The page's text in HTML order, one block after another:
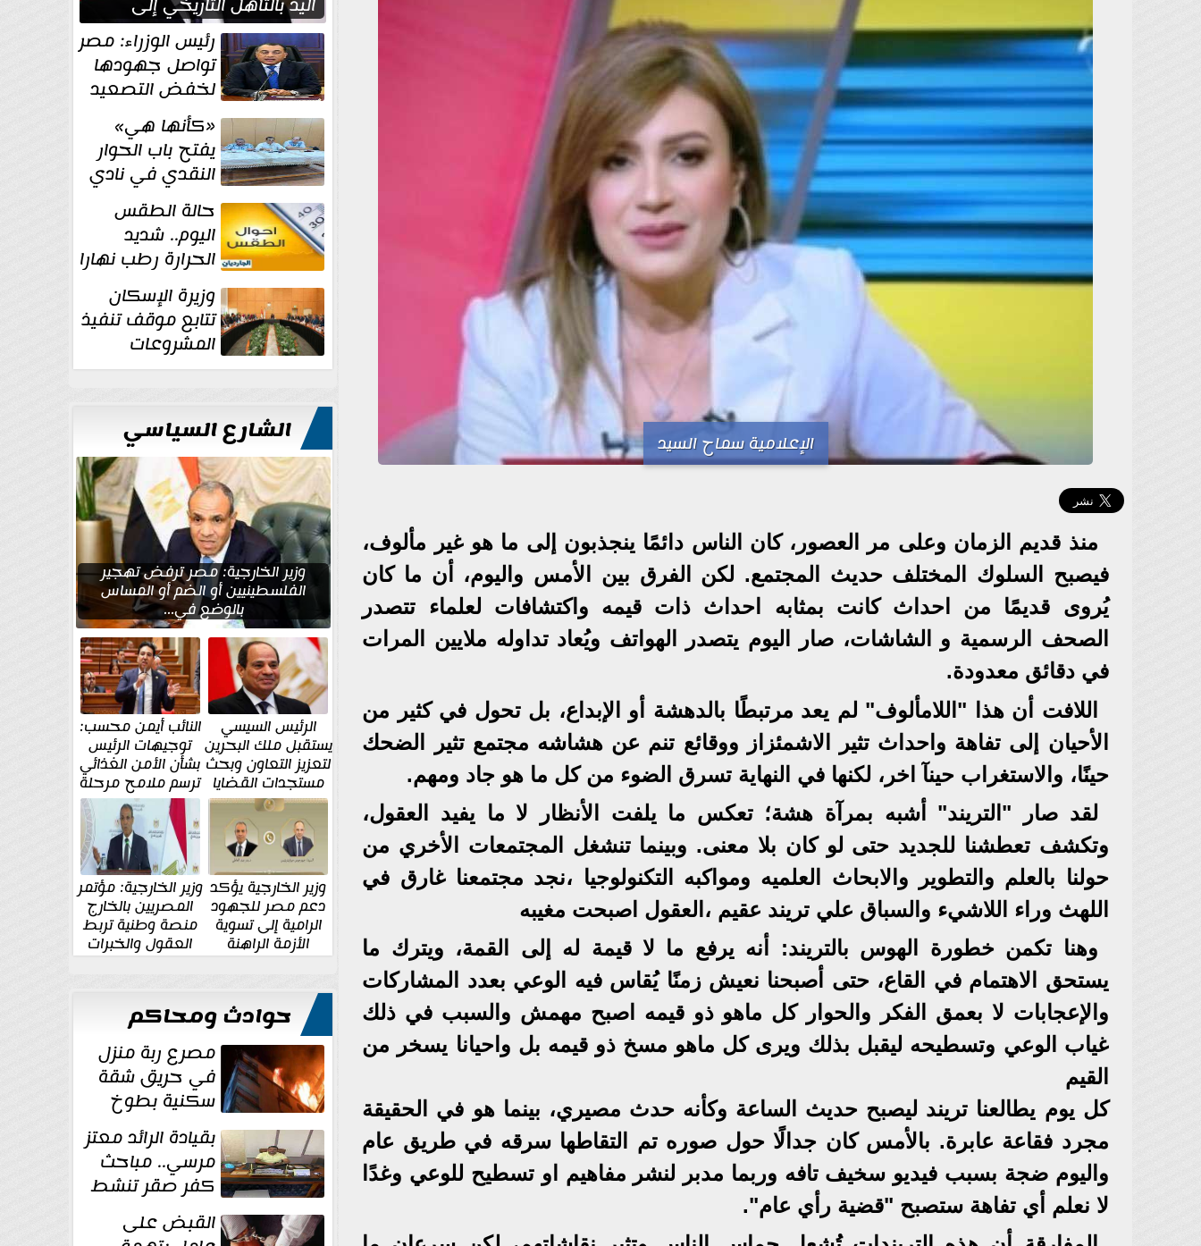
الإعلامية سماح السيد
منذ قديم الزمان وعلى مر العصور، كان الناس دائمًا ينجذبون إلى ما هو غير مألوف،
فيصبح السلوك المختلف حديث المجتمع. لكن الفرق بين الأمس واليوم، أن ما كان
يُروى قديمًا من احداث كانت بمثابه احداث ذات قيمه واكتشافات لعلماء تتصدر
الصحف الرسمية و الشاشات، صار اليوم يتصدر الهواتف ويُعاد تداوله ملايين المرات
في دقائق معدودة.
اللافت أن هذا "اللامألوف" لم يعد مرتبطًا بالدهشة أو الإبداع، بل تحول في كثير من
الأحيان إلى تفاهة واحداث تثير الاشمئزاز ووقائع تنم عن هشاشه مجتمع تثير الضحك
حينًا، والاستغراب حينآ اخر، لكنها في النهاية تسرق الضوء من كل ما هو جاد ومهم.
لقد صار "التريند" أشبه بمرآة هشة؛ تعكس ما يلفت الأنظار لا ما يفيد العقول،
وتكشف تعطشنا للجديد حتى لو كان بلا معنى. وبينما تنشغل المجتمعات الأخري من
حولنا بالعلم والتطوير والابحاث العلميه ومواكبه التكنولوجيا ،نجد مجتمعنا غارق في
اللهث وراء اللاشيء والسباق علي تريند عقيم ،العقول اصبحت مغيبه
وهنا تكمن خطورة الهوس بالتريند: أنه يرفع ما لا قيمة له إلى القمة، ويترك ما
يستحق الاهتمام في القاع، حتى أصبحنا نعيش زمنًا يُقاس فيه الوعي بعدد المشاركات
والإعجابات لا بعمق الفكر والحوار كل ماهو ذو قيمه اصبح مهمش والسبب في ذلك
غياب الوعي وتسطيحه ليقبل بذلك ويرى كل ماهو مسخ ذو قيمه بل واحيانا يسخر من
القيم
كل يوم يطالعنا تريند ليصبح حديث الساعة وكأنه حدث مصيري، بينما هو في الحقيقة
مجرد فقاعة عابرة. بالأمس كان جدالًا حول صوره تم التقاطها سرقه في طريق عام
واليوم ضجة بسبب فيديو سخيف تافه وربما مدبر لنشر مفاهيم او تسطيح للوعي وغدًا
لا نعلم أي تفاهة ستصبح "قضية رأي عام".
نصف نهائي كأس العالم
رئيس الوزراء: مصر
تواصل جهودها
لخفض التصعيد
والحفاظ على
الاستقرار الإقليمي«كأنها هي»
يفتح باب الحوار
النقدي في نادي
أدب مصر الجديدة
حالة الطقس
اليوم.. شديد
الحرارة رطب نهارا
مائل للحرارة رطب
ليلا.. و... وزيرة الإسكان
تتابع موقف تنفيذ
المشروعات
والخطة
للتعميرالشارع السياسي
وزير الخارجية: مصر ترفض تهجير
الفلسطينيين أو الضم أو المساس
بالوضع في...
الرئيس السيسي
يستقبل ملك البحرين
لتعزيز التعاون وبحث
مستجدات القضايا
الإقليمية والدولية
النائب أيمن محسب:
توجيهات الرئيس
بشأن الأمن الغذائي
ترسم ملامح مرحلة
جديدة
وزير الخارجية يؤكد
دعم مصر للجهود
الرامية إلى تسوية
الأزمة الراهنة
وزير الخارجية: مؤتمر
المصريين بالخارج
منصة وطنية تربط
العقول والخبرات
المصرية بالدولة
حوادث ومحاكم
مصرع ربة منزل
في حريق شقة
سكنية بطوخ
بقيادة الرائد معتز
مرسي.. مباحث
كفر صقر تنشط
بقوة وتوجه
ضربات أمنية... القبض على